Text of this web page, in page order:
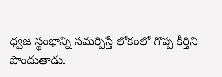
ధ్వజ స్థంభాన్ని సమర్పిస్తే లోకంలో గొప్ప కీర్తిని
పొందుతాడు.